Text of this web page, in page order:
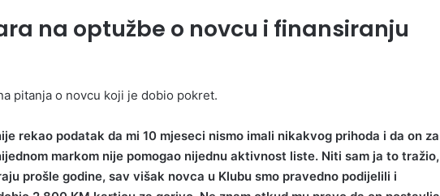
na optužbe o novcu i finansiranju
pitanja o novcu koji je dobio pokret.
rekao podatak da mi 10 mjeseci nismo imali nikakvog prihoda i da on za
markom nije pomogao nijednu aktivnost liste. Niti sam ja to tražio,
prošle godine, sav višak novca u Klubu smo pravedno podijelili i